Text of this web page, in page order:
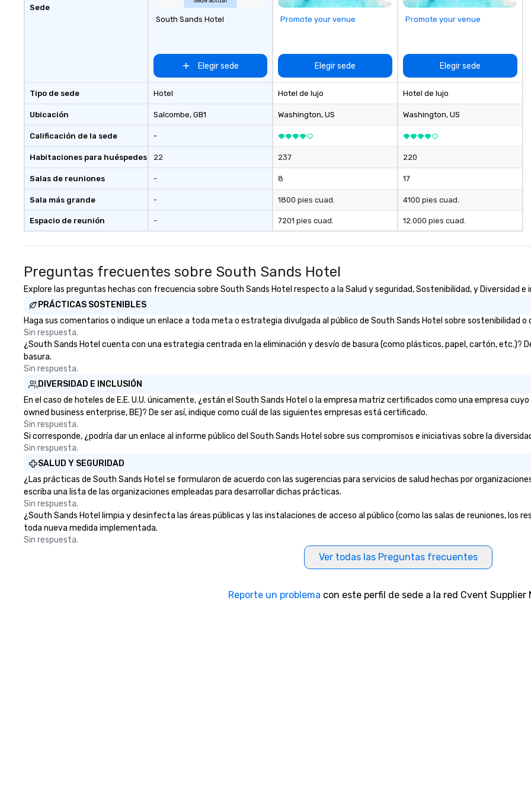
Sede
Tipo de sede
Ubicación
Calificación de la sede
Habitaciones para huéspedes
Salas de reuniones
Sala más grande
Espacio de reunión
South Sands Hotel
Elegir sede
Hotel
Salcombe, GB1
-
22
-
-
-
Promote your venue
Elegir sede
Hotel de lujo
Washington, US
237
8
1800 pies cuad.
7201 pies cuad.
Promote your venue
Elegir sede
Hotel de lujo
Washington, US
220
17
4100 pies cuad.
12.000 pies cuad.
Preguntas frecuentes sobre South Sands Hotel
Explore las preguntas hechas con frecuencia sobre South Sands Hotel respecto a la Salud y seguridad, Sostenibilidad, y Diversidad e
PRÁCTICAS SOSTENIBLES
Haga sus comentarios o indique un enlace a toda meta o estrategia divulgada al público de South Sands Hotel sobre sostenibilidad o
Sin respuesta.
¿South Sands Hotel cuenta con una estrategia centrada en la eliminación y desvío de basura (como plásticos, papel, cartón, etc.)?
basura.
Sin respuesta.
DIVERSIDAD E INCLUSIÓN
En el caso de hoteles de E.E. U.U. únicamente, ¿están el South Sands Hotel o la empresa matriz certificados como una empresa
owned business enterprise, BE)? De ser así, indique como cuál de las siguientes empresas está certificado.
Sin respuesta.
Si corresponde, ¿podría dar un enlace al informe público del South Sands Hotel sobre sus compromisos e iniciativas sobre la
Sin respuesta.
SALUD Y SEGURIDAD
¿Las prácticas de South Sands Hotel se formularon de acuerdo con las sugerencias para servicios de salud hechas por
escriba una lista de las organizaciones empleadas para desarrollar dichas prácticas.
Sin respuesta.
¿South Sands Hotel limpia y desinfecta las áreas públicas y las instalaciones de acceso al público (como las salas de reuniones, los
toda nueva medida implementada.
Sin respuesta.
Ver todas las Preguntas frecuentes
Reporte un problema con este perfil de sede a la red Cvent Supplier